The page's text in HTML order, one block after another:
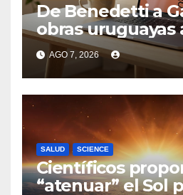
De Benedetti a
obras uruguayas
por la demanda
US$ 1.500
Anthropic
AGO 7, 2026
SALUD SCIENCE
Científicos
“atenuar” el Sol